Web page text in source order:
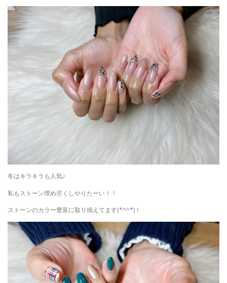
冬はキラキラも人気♪
私もストーン埋め尽くしやりたーい！！
ストーンのカラー豊富に取り揃えてます(*^^*)！